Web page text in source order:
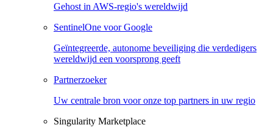
Gehost in AWS-regio's wereldwijd
SentinelOne voor Google
Geïntegreerde, autonome beveiliging die verdedigers
wereldwijd een voorsprong geeft
Partnerzoeker
Uw centrale bron voor onze top partners in uw regio
Singularity Marketplace